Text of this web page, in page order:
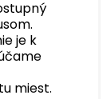
je k
miest.